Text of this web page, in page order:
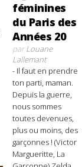
féminines
du Paris des
Années 20
parLouane
Lallemant
- Il faut en prendre
ton parti, maman.
Depuis la guerre,
nous sommes
toutes devenues,
plus ou moins, des
garçonnes ! (Victor
Margueritte, La